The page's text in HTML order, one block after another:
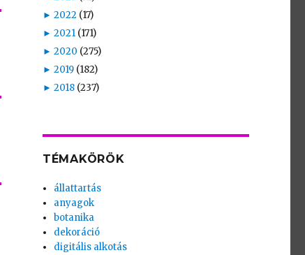
► 2022 (17)
► 2021 (171)
► 2020 (275)
► 2019 (182)
► 2018 (237)
TÉMAKÖRÖK
állattartás
anyagok
botanika
dekoráció
digitális alkotás